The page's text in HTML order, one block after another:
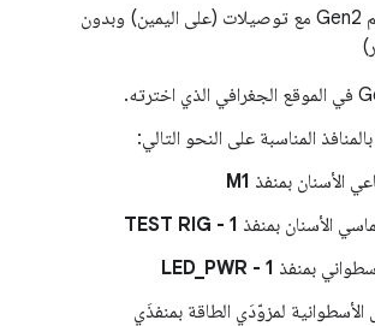
وحدة تحكّم Gen2 مع توصيلات (على اليمين) وبدون
المناسبة على النحو التالي:
الأسنان بمنفذ M1
الأسنان بمنفذ TEST RIG - 1
بمنفذ LED_PWR - 1
الأسطوانية لمزوّدَي الطاقة بمنفذَي